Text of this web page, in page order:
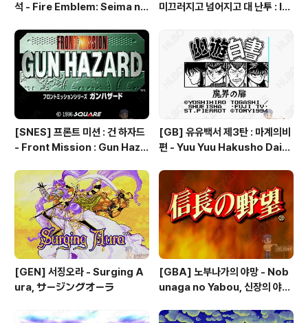
석 - Fire Emblem: Seima no
ム 聖魔の光石, 파이어 엠블렘:
더 세이크리드 스톤즈 - Fire Em
blem: The Sacred Stones
미끄러지고 넘어지고 대 난투 : Ik
- Subette Koronde Dai Ran
tou, いけいけ熱血ホッケー部
すべってころんで大乱闘
[SNES] 프론트 미션 : 건 하자드
- Front Mission : Gun Haza
ズ ガンハザード
[GB] 유유백서 제3탄 : 마계의비
편 - Yuu Yuu Hakusho Dai-3
☆遊☆白書 第3弾 魔界の扉編
[GEN] 서징오라 - Surging A
ura, サージングオーラ
[GBA] 노부나가의 야망 - Nob
unaga no Yabou, 신장의 야망